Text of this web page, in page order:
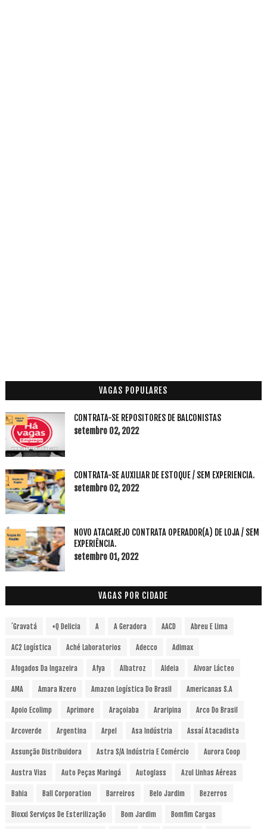
VAGAS POPULARES
CONTRATA-SE REPOSITORES DE BALCONISTAS
setembro 02, 2022
CONTRATA-SE AUXILIAR DE ESTOQUE / SEM EXPERIENCIA.
setembro 02, 2022
NOVO ATACAREJO CONTRATA OPERADOR(A) DE LOJA / SEM
EXPERIÊNCIA.
setembro 01, 2022
VAGAS POR CIDADE
´Gravatá +Q Delicia A A Geradora AACD Abreu E Lima
AC2 Logística Aché Laboratorios Adecco Adimax
Afogados Da Ingazeira Afya Albatroz Aldeia Alvoar Lácteo
AMA Amara Nzero Amazon Logística Do Brasil Americanas S.A
Apoio Ecolimp Aprimore Araçoiaba Araripina Arco Do Brasil
Arcoverde Argentina Arpel Asa Indústria Assaí Atacadista
Assunção Distribuidora Astra S/A Indústria E Comércio Aurora Coop
Austra Vias Auto Peças Maringá Autoglass Azul Linhas Aéreas
Bahia Ball Corporation Barreiros Belo Jardim Bezerros
Bioxxi Serviços De Esterilização Bom Jardim Bomfim Cargas